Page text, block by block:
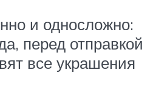
и односложно:
перед отправкой
все украшения